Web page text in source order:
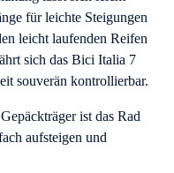
für leichte Steigungen
leicht laufenden Reifen
sich das Bici Italia 7
souverän kontrollierbar.
ist das Rad
aufsteigen und